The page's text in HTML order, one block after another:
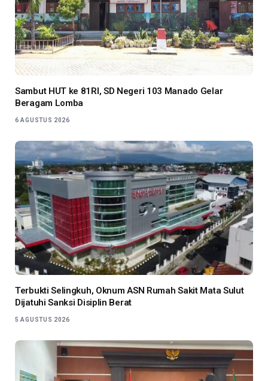
Sambut HUT ke 81RI, SD Negeri 103 Manado Gelar
Beragam Lomba
6 AGUSTUS 2026
Terbukti Selingkuh, Oknum ASN Rumah Sakit Mata Sulut
Dijatuhi Sanksi Disiplin Berat
5 AGUSTUS 2026